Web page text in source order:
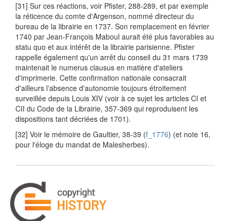
[31] Sur ces réactions, voir Pfister, 288-289, et par exemple
la réticence du comte d'Argenson, nommé directeur du
bureau de la librairie en 1737. Son remplacement en février
1740 par Jean-François Maboul aurait été plus favorables au
statu quo et aux intérêt de la librairie parisienne. Pfister
rappelle également qu'un arrêt du conseil du 31 mars 1739
maintenait le numerus clausus en matière d'ateliers
d'imprimerie. Cette confirmation nationale consacrait
d'ailleurs l'absence d'autonomie toujours étroitement
surveillée depuis Louis XIV (voir à ce sujet les articles CI et
CII du Code de la Librairie, 357-369 qui reproduisent les
dispositions tant décriées de 1701).
[32] Voir le mémoire de Gaultier, 38-39 (f_1776) (et note 16,
pour l'éloge du mandat de Malesherbes).